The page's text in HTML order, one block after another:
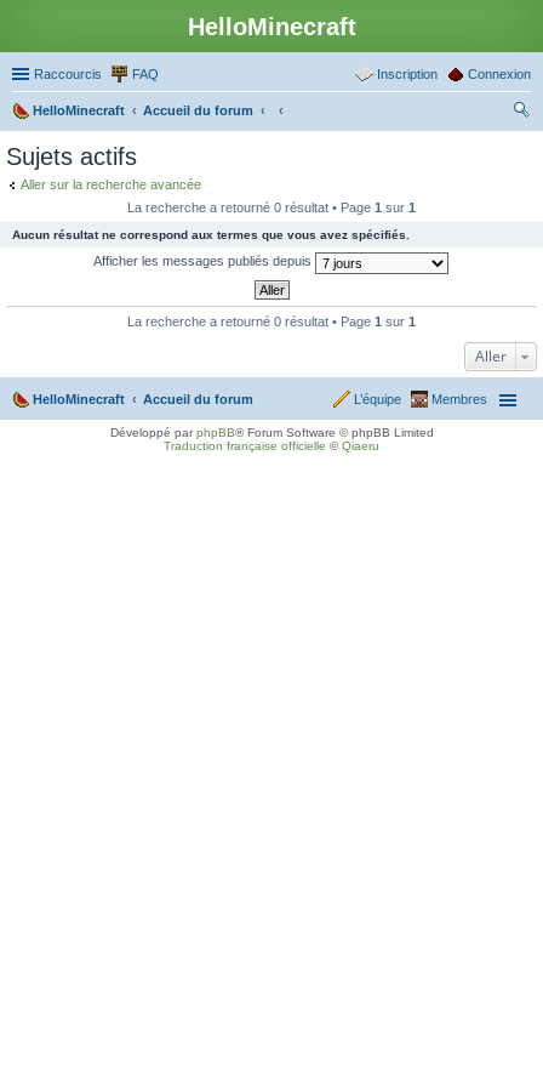
HelloMinecraft
Raccourcis FAQ Connexion
Inscription
HelloMinecraft
Accueil du forum
Sujets actifs
Aller sur la recherche avancée
La recherche a retourné 0 résultat • Page 1 sur 1
Aucun résultat ne correspond aux termes que vous avez spécifiés.
Afficher les messages publiés depuis
La recherche a retourné 0 résultat • Page 1 sur 1
Aller
HelloMinecraft Accueil du forum Membres
L’équipe
Développé parphpBB® Forum Software © phpBB Limited
Traduction française officielle ©Qiaeru